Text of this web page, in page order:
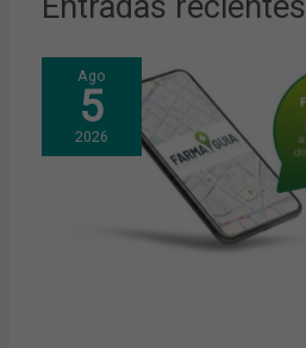
Ago
5
2026